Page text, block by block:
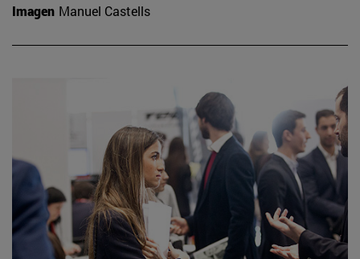
Imagen Manuel Castells